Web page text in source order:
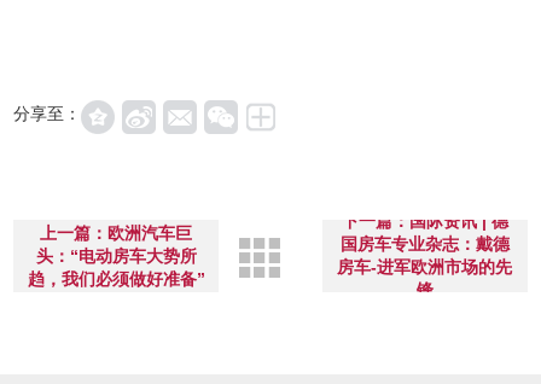
分享至：
上一篇：欧洲汽车巨
头：“电动房车大势所
趋，我们必须做好准备”
下一篇：国际资讯 | 德
国房车专业杂志：戴德
房车-进军欧洲市场的先
锋